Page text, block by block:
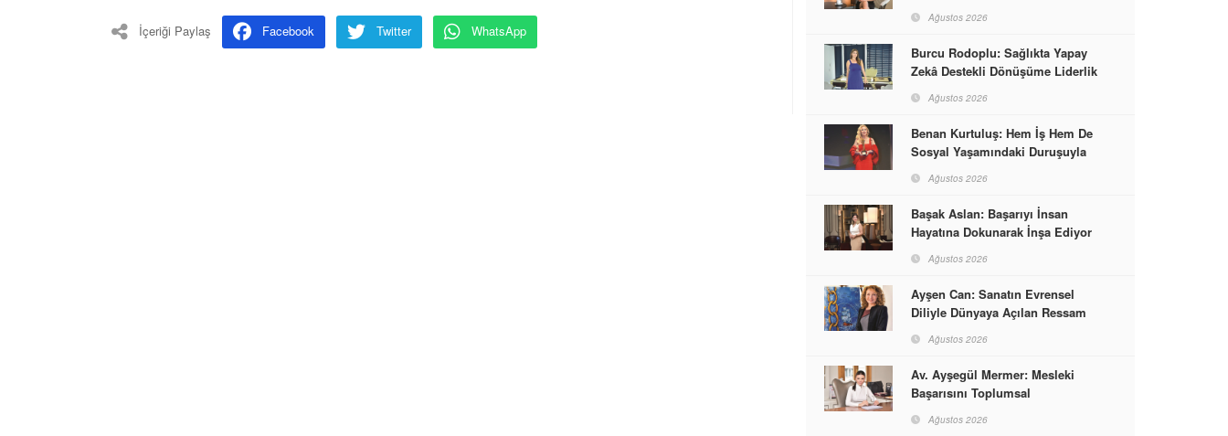
İçeriği Paylaş Facebook Twitter WhatsApp
Ağustos 2026
Burcu Rodoplu: Sağlıkta Yapay
Zekâ Destekli Dönüşüme Liderlik
Ağustos 2026
Benan Kurtuluş: Hem İş Hem De
Sosyal Yaşamındaki Duruşuyla
Ağustos 2026
Başak Aslan: Başarıyı İnsan
Hayatına Dokunarak İnşa Ediyor
Ağustos 2026
Ayşen Can: Sanatın Evrensel
Diliyle Dünyaya Açılan Ressam
Ağustos 2026
Av. Ayşegül Mermer: Mesleki
Başarısını Toplumsal
Ağustos 2026